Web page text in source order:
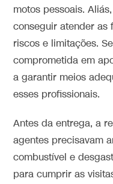
motos pessoais.
conseguir atender as
riscos e limitações.
comprometida em
a garantir meios
esses profissionais.
Antes da entrega, a
agentes precisavam
combustível e
para cumprir as